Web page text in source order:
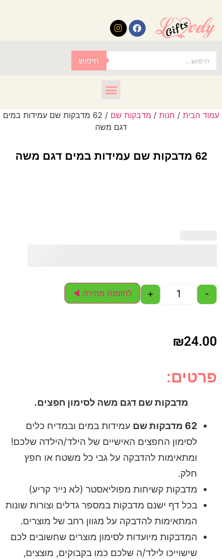
חיפוש
עמוד הבית / חנות / מדבקות שם
/ 62 מדבקות שם עמידות במים
דגם משה
62 מדבקות שם עמידות במים דגם משה
-
+ להזמנה מהירה ◄
₪24.00
פרטים:
מדבקות שם דגם משה לסימון חפצים.
62 מדבקות שם
עמידות במים ובמדיח כלים
לסימון החפצים האישיים של הילד/הילדה שלכם!
ומתאימות להדבקה על גבי כל משטח או חפץ
חלק.
מדבקות קשיחות מפוליאסטר (לא נייר קריע)
בכל דף ישנם מדבקות במספר גדלים וצורות שונות
המתאימות להדבקה על מגוון רחב של מוצרים.
המדבקות מיועדות לסימון מוצרים שחשובים לכם
שישוייכו לילד/ה שלכם כמו בקבוקים, מוצצים,